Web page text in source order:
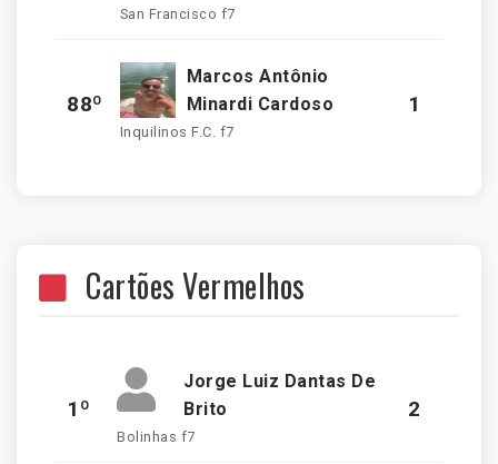
San Francisco f7
88º
Marcos Antônio
Minardi Cardoso
Inquilinos F.C. f7
1
Cartões Vermelhos
1º
Jorge Luiz Dantas De
Brito
Bolinhas f7
2